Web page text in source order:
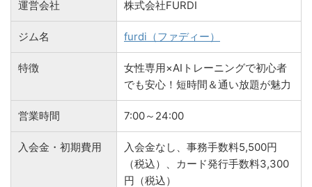
運営会社 株式会社FURDI
ジム名 furdi（ファディー）
特徴
女性専用×AIトレーニングで初心者
でも安心！短時間＆通い放題が魅力
営業時間 7:00～24:00
入会金・初期費用
入会金なし、事務手数料5,500円
（税込）、カード発行手数料3,300
円（税込）